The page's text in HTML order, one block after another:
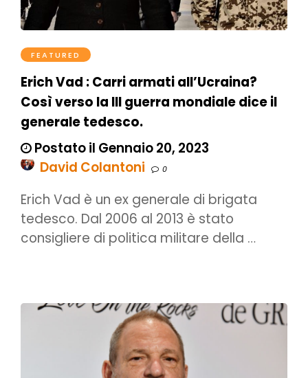
FEATURED
Erich Vad : Carri armati all’Ucraina?
Così verso la III guerra mondiale dice il
generale tedesco.
Postato il Gennaio 20, 2023
David Colantoni
0
Erich Vad è un ex generale di brigata
tedesco. Dal 2006 al 2013 è stato
consigliere di politica militare della …